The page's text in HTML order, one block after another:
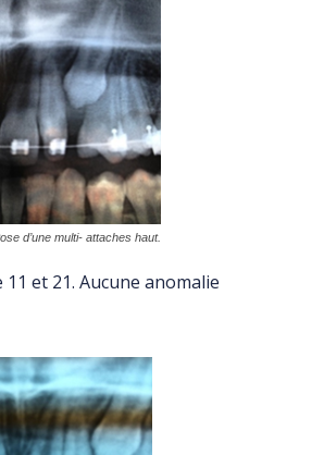
d’une multi- attaches haut.
et 21. Aucune anomalie